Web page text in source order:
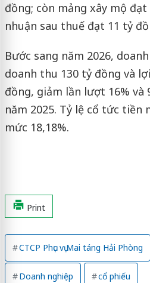
đồng; còn mảng xây mộ
nhuận sau thuế đạt 11 tỷ
Bước sang năm 2026,
doanh thu 130 tỷ đồng và
đồng, giảm lần lượt 16% và
năm 2025. Tỷ lệ cổ tức
mức 18,18%.
Print
CTCP Phục vụ Mai táng Hải Phòng
Doanh nghiệp cổ phiếu